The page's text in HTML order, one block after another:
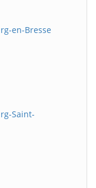
en-Bresse
Saint-